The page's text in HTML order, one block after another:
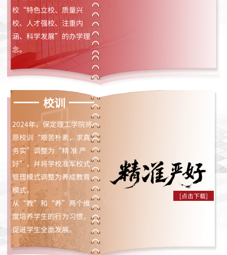
校“特色立校、质量兴
校、人才强校、注重内
涵、科学发展”的办学理
念。
校训
2024年，保定理工学院将
原校训“艰苦朴素，求真
务实”调整为“精 准 严
好”，并将学校准军校式
管理模式调整为养成教育
模式，
从“教”和“养”两个维
度培养学生的行为习惯，
促进学生全面发展。
[点击下载]